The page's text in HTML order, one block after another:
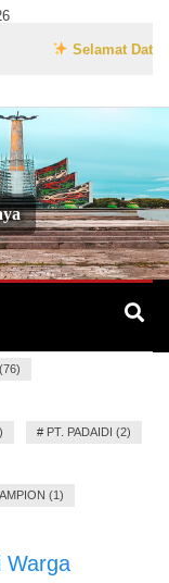
Selamat Datang di
# PT. PADAIDI (2)
(1)
Warga